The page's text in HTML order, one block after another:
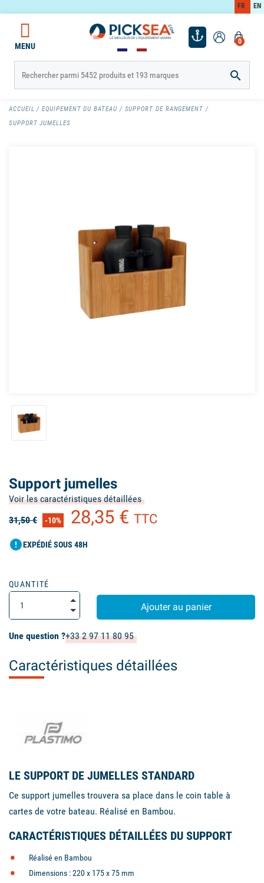
FR EN
0
MENU

ACCUEIL EQUIPEMENT DU BATEAU
SUPPORT DE RANGEMENT
SUPPORT JUMELLES
Support jumelles
Voir les caractéristiques détaillées
31,50 €
-10% 28,35 € TTC
errorEXPÉDIÉ SOUS 48H
QUANTITÉ
Ajouter au panier
Une question ?+33 2 97 11 80 95
Caractéristiques détaillées
LE SUPPORT DE JUMELLES STANDARD
Ce support jumelles trouvera sa place dans le coin table à
cartes de votre bateau. Réalisé en Bambou.
CARACTÉRISTIQUES DÉTAILLÉES DU SUPPORT
Réalisé en Bambou
Dimensions : 220 x 175 x 75 mm